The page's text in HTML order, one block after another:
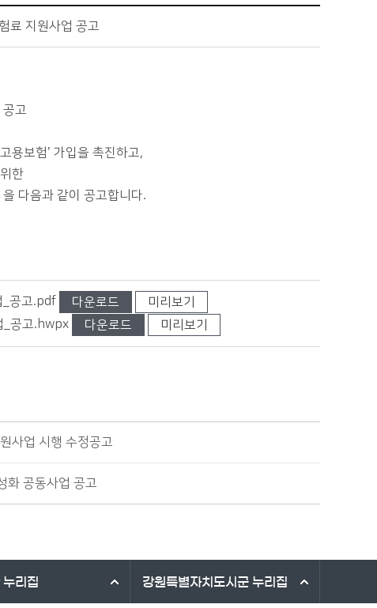
료 지원사업 공고
고
용보험’ 가입을 촉진하고,
한
다음과 같이 공고합니다.
_공고.pdf 다운로드
미리보기
_공고.hwpx
다운로드 미리보기
사업 시행 수정공고
화 공동사업 공고
누리집 강원특별자치도시군 누리집